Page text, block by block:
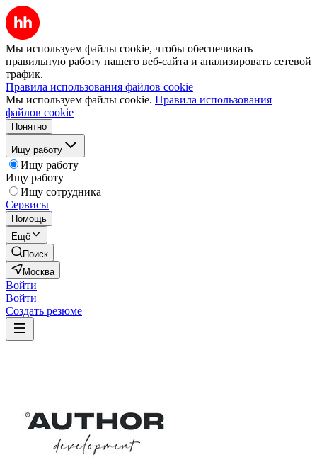
Мы используем файлы cookie, чтобы обеспечивать
правильную работу нашего веб-сайта и анализировать сетевой
трафик.
Правила использования файлов cookie
Мы используем файлы cookie. Правила использования
файлов cookie
Понятно
Ищу работу
Ищу работу
Ищу работу
Ищу сотрудника
Сервисы
Помощь
Ещё
Поиск
Москва
Войти
Войти
Создать резюме